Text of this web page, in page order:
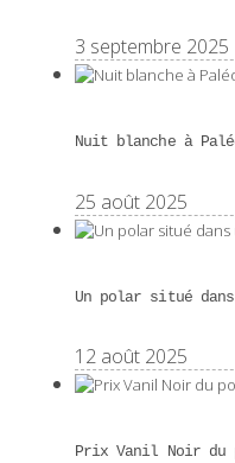
3 septembre 2025
Nuit blanche à
25 août 2025
Un polar situé
12 août 2025
Prix Vanil Noir